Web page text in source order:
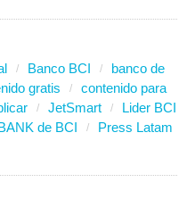
Banco BCI
banco de
gratis
contenido para
JetSmart
Lider BCI
de BCI
Press Latam